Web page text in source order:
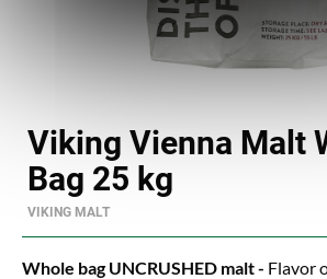
Viking Vienna Malt
Bag 25 kg
VIKING MALT
Whole bag UNCRUSHED malt - Flavor